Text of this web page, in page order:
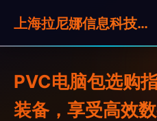
上海拉尼娜信息科技有限公司
PVC电脑包选购
装备，享受高效